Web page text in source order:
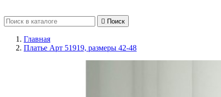
 Поиск
Главная
Платье Арт 51919, размеры 42-48